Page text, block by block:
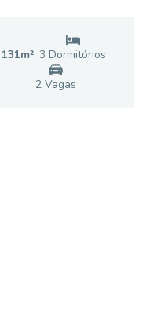
131m² 3 Dormitórios
2Vagas